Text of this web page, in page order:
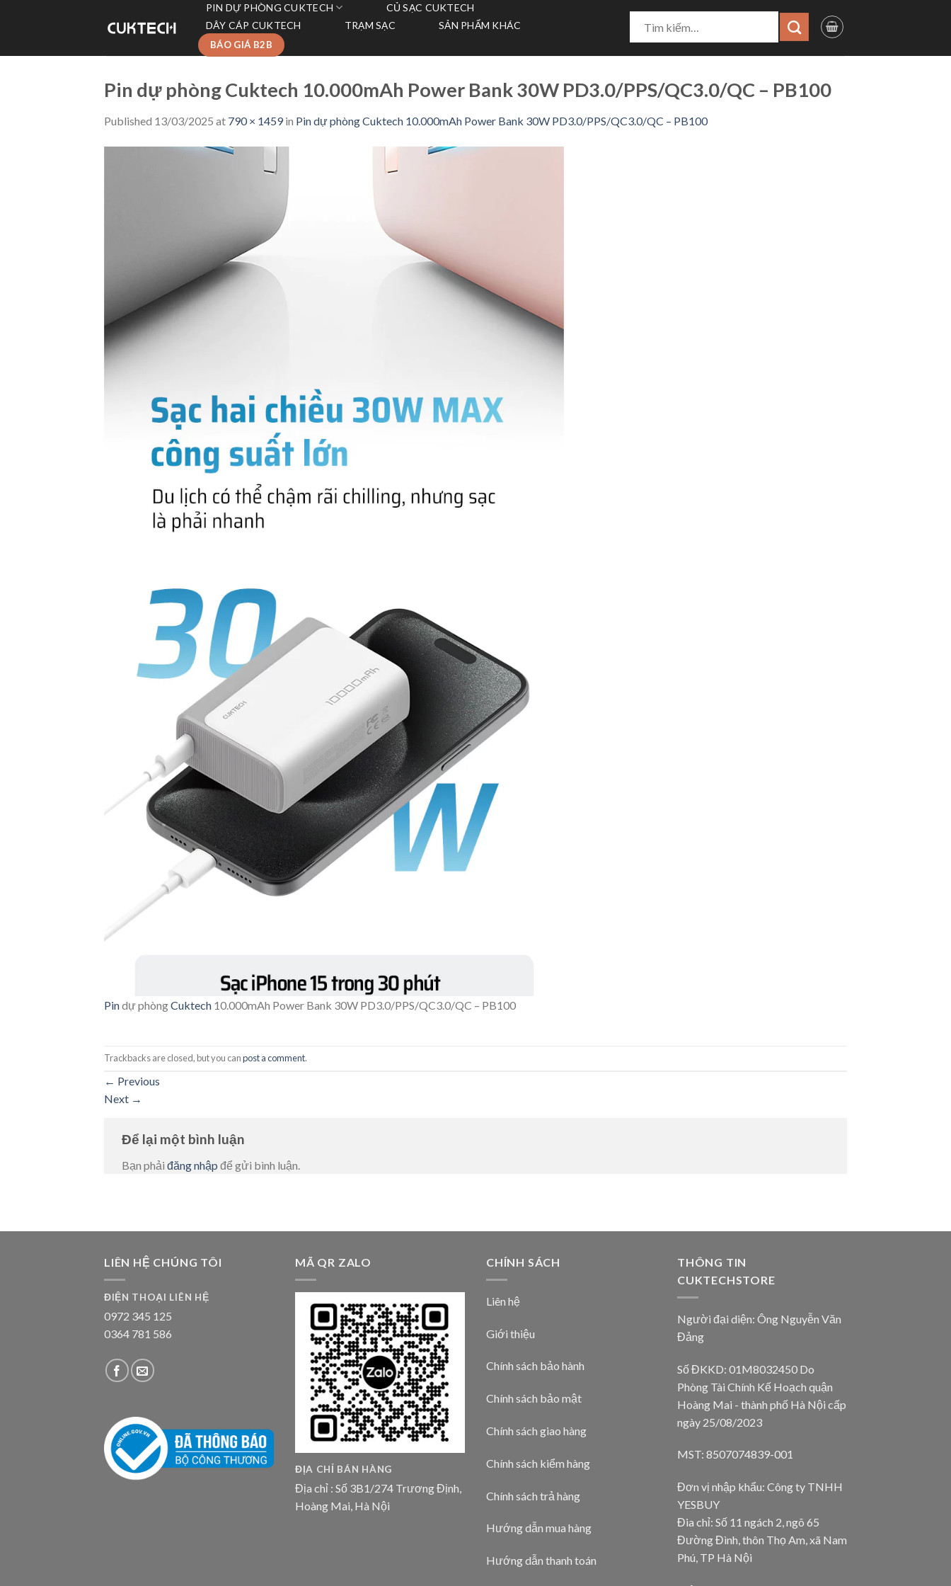
PIN DỰ PHÒNG CUKTECH
CỦ SẠC CUKTECH
DÂY CÁP CUKTECH
TRẠM SẠC SẢN PHẨM KHÁC
BÁO GIÁ B2B
kiếm:
Pin dự phòng Cuktech 10.000mAh Power Bank 30W PD3.0/PPS/QC3.0/QC – PB100
Published 13/03/2025 at 790 × 1459in Pin dự phòng Cuktech 10.000mAh Power Bank 30W PD3.0/PPS/QC3.0/QC – PB100
Pindự phòngCuktech 10.000mAh Power Bank 30W PD3.0/PPS/QC3.0/QC – PB100
Trackbacks are closed, but you canpost a comment.
← Previous
Next →
Để lại một bình luận
Bạn phải đăng nhập để gửi bình luận.
LIÊN HỆ CHÚNG TÔI
ĐIỆN THOẠI LIÊN HỆ
0972 345 125
0364 781 586
MÃ QR ZALO
ĐỊA CHỈ BÁN HÀNG
Địa chỉ : Số 3B1/274 Trương Định,
Hoàng Mai, Hà Nội
CHÍNH SÁCH
Liên hệ
Giới thiệu
Chính sách bảo hành
Chính sách bảo mật
Chính sách giao hàng
Chính sách kiểm hàng
Chính sách trả hàng
Hướng dẫn mua hàng
Hướng dẫn thanh toán
THÔNG TIN
CUKTECHSTORE
Người đại diện: Ông Nguyễn Văn
Đảng
Số ĐKKD: 01M8032450 Do
Phòng Tài Chính Kế Hoạch quận
Hoàng Mai - thành phố Hà Nội cấp
ngày 25/08/2023
MST: 8507074839-001
Đơn vị nhập khẩu: Công ty TNHH
YESBUY
Đia chỉ: Số 11 ngách 2, ngõ 65
Đường Đình, thôn Thọ Am, xã Nam
Phú, TP Hà Nội